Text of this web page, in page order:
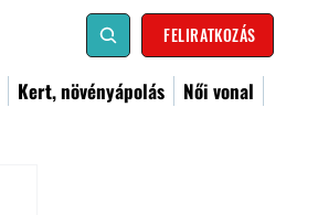
FELIRATKOZÁS
Kert, növényápolás
Női vonal